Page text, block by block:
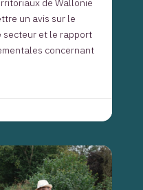
de Wallonie
un avis sur le
secteur et le rapport
concernant